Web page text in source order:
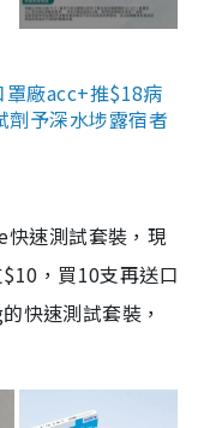
廠acc+推$18病
劑予深水埗露宿者
速測試套裝，現
，買10支再送口
快速測試套裝，